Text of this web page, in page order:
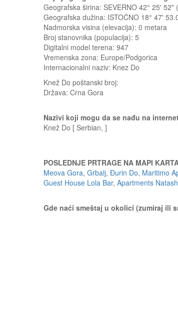
Geografska širina: SEVERNO 42° 25'
Geografska dužina: ISTOČNO 18° 47'
Nadmorska visina (elevacija): 0 metara
Broj stanovnika (populacija): 5
Digitalni model terena: 947
Vremenska zona: Europe/Podgorica
Internacionalni naziv: Knez Do
Knež Do poštanski broj:
Država: Crna Gora
Nazivi koji mogu da se nađu na
Knež Do [ Serbian, ]
POSLEDNJE PRTRAGE NA MAPI
Meova Gora, Grbalj, Đurin Do, Maritimo
Guest House Lola Bar, Apartments
Gde naći smeštaj u okolici (zumiraj ili